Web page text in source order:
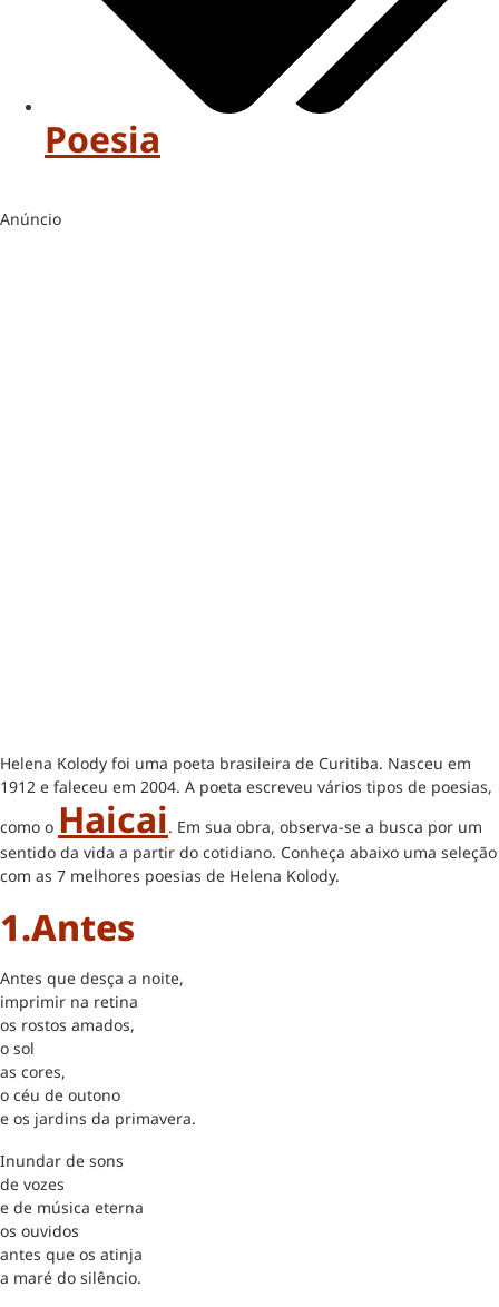
Poesia
Anúncio
Helena Kolody foi uma poeta brasileira de Curitiba. Nasceu em
1912 e faleceu em 2004. A poeta escreveu vários tipos de poesias,
como o Haicai. Em sua obra, observa-se a busca por um
sentido da vida a partir do cotidiano. Conheça abaixo uma seleção
com as 7 melhores poesias de Helena Kolody.
1.Antes
Antes que desça a noite,
imprimir na retina
os rostos amados,
o sol
as cores,
o céu de outono
e os jardins da primavera.
Inundar de sons
de vozes
e de música eterna
os ouvidos
antes que os atinja
a maré do silêncio.